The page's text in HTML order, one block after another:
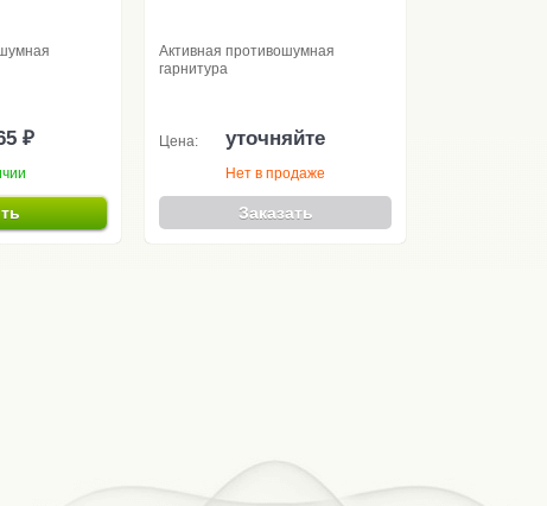
₽
Активная противошумная
гарнитура
Цена: уточняйте
Нет в продаже
Заказать